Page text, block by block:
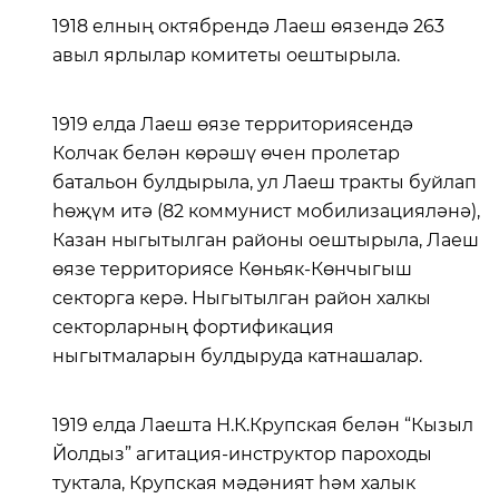
1918 елның октябрендә Лаеш өязендә 263
авыл ярлылар комитеты оештырыла.
1919 елда Лаеш өязе территориясендә
Колчак белән көрәшү өчен пролетар
батальон булдырыла, ул Лаеш тракты буйлап
һөҗүм итә (82 коммунист мобилизацияләнә),
Казан ныгытылган районы оештырыла, Лаеш
өязе территориясе Көньяк-Көнчыгыш
секторга керә. Ныгытылган район халкы
секторларның фортификация
ныгытмаларын булдыруда катнашалар.
1919 елда Лаешта Н.К.Крупская белән “Кызыл
Йолдыз” агитация-инструктор пароходы
туктала, Крупская мәдәният һәм халык